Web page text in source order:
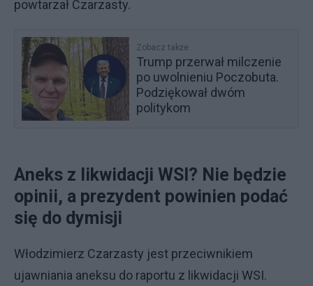
powtarzał Czarzasty.
Zobacz także
Trump przerwał milczenie
po uwolnieniu Poczobuta.
Podziękował dwóm
politykom
Aneks z likwidacji WSI? Nie będzie
opinii, a prezydent powinien podać
się do dymisji
Włodzimierz Czarzasty jest przeciwnikiem
ujawniania aneksu do raportu z likwidacji WSI.